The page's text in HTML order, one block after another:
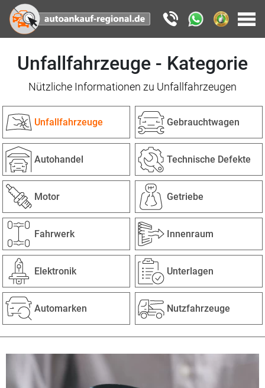
Unfallfahrzeuge - Kategorie
Nützliche Informationen zu Unfallfahrzeugen
Unfallfahrzeuge Gebrauchtwagen
Autohandel Technische Defekte
Motor Getriebe
Fahrwerk Innenraum
Elektronik Unterlagen
Automarken Nutzfahrzeuge